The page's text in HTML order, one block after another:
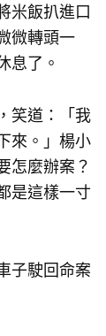
米飯扒進口
微轉頭一
息了。
笑道：「我
來。」楊小
怎麼辦案？
是這樣一寸
子駛回命案